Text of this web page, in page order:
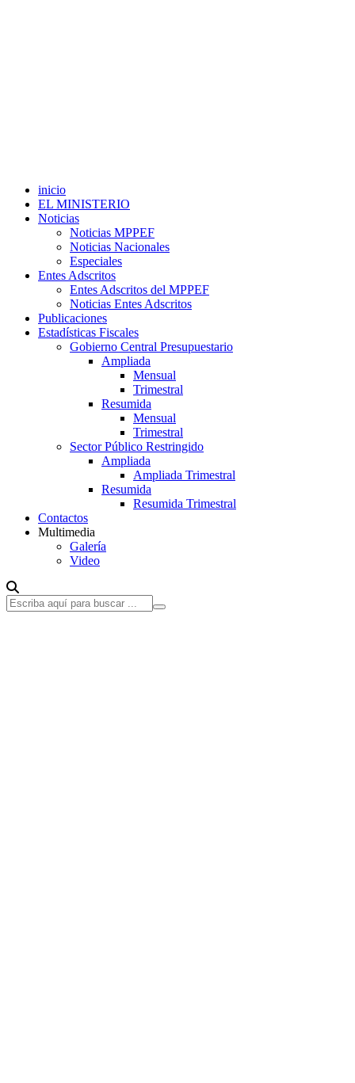
inicio
EL MINISTERIO
Noticias
Noticias MPPEF
Noticias Nacionales
Especiales
Entes Adscritos
Entes Adscritos del MPPEF
Noticias Entes Adscritos
Publicaciones
Estadísticas Fiscales
Gobierno Central Presupuestario
Ampliada
Mensual
Trimestral
Resumida
Mensual
Trimestral
Sector Público Restringido
Ampliada
Ampliada Trimestral
Resumida
Resumida Trimestral
Contactos
Multimedia
Galería
Video